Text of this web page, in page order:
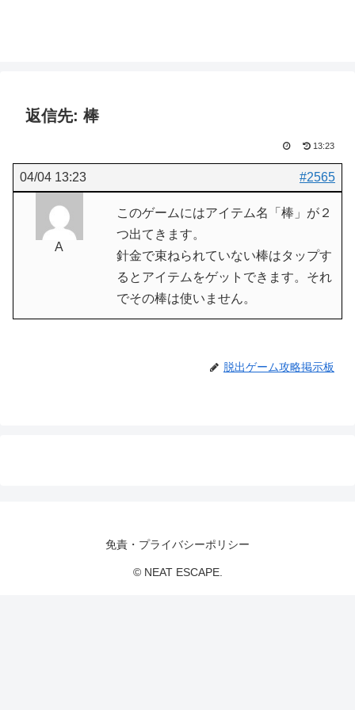
返信先: 棒
13:23
04/04 13:23 #2565
A
このゲームにはアイテム名「棒」が２
つ出てきます。
針金で束ねられていない棒はタップす
るとアイテムをゲットできます。それ
でその棒は使いません。
脱出ゲーム攻略掲示板
免責・プライバシーポリシー
© NEAT ESCAPE.